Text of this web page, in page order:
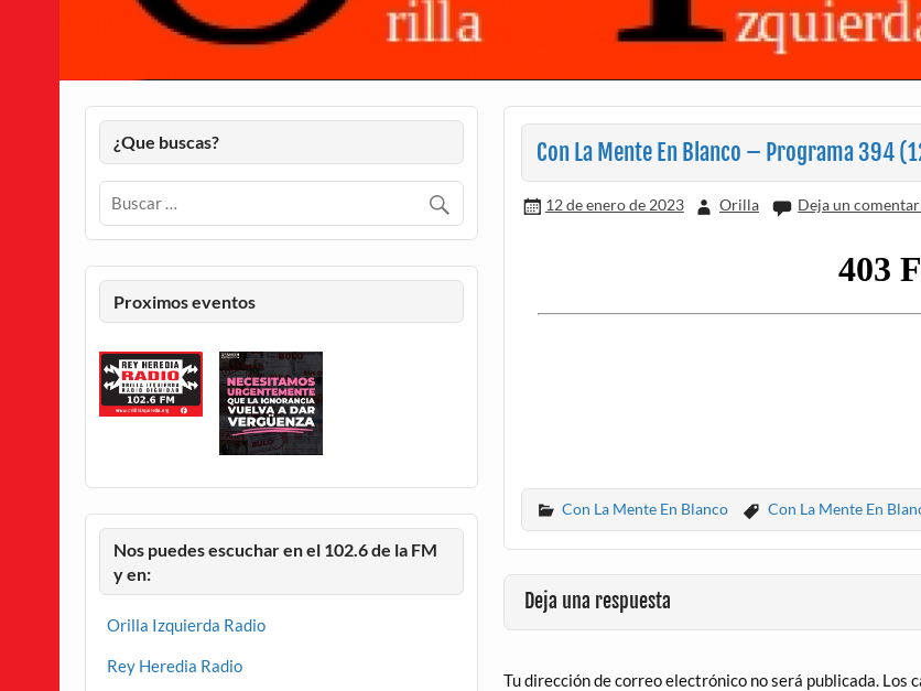
Con La Mente En Blanco – Programa 394
12 de enero de 2023 Orilla Deja un
Con La Mente En Blanco Con La Mente En
Deja una respuesta
Tu dirección de correo electrónico no será publicada. Los
¿Que buscas?
Proximos eventos
Nos puedes escuchar en el 102.6 de la FM
y en:
Orilla Izquierda Radio
Rey Heredia Radio